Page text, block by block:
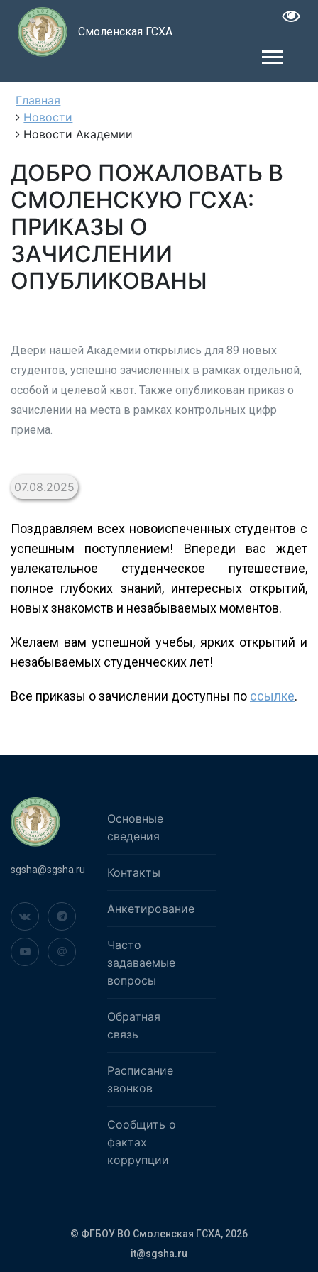
Смоленская ГСХА
Главная
Новости
Новости Академии
ДОБРО ПОЖАЛОВАТЬ В
СМОЛЕНСКУЮ ГСХА:
ПРИКАЗЫ О
ЗАЧИСЛЕНИИ
ОПУБЛИКОВАНЫ
Двери нашей Академии открылись для 89 новых
студентов, успешно зачисленных в рамках отдельной,
особой и целевой квот. Также опубликован приказ о
зачислении на места в рамках контрольных цифр
приема.
07.08.2025
Поздравляем всех новоиспеченных студентов с
успешным поступлением! Впереди вас ждет
увлекательное студенческое путешествие,
полное глубоких знаний, интересных открытий,
новых знакомств и незабываемых моментов.
Желаем вам успешной учебы, ярких открытий и
незабываемых студенческих лет!
Все приказы о зачислении доступны по ссылке.
sgsha@sgsha.ru
Основные
сведения
Контакты
Анкетирование
Часто
задаваемые
вопросы
Обратная
связь
Расписание
звонков
Сообщить о
фактах
коррупции
© ФГБОУ ВО Смоленская ГСХА, 2026
it@sgsha.ru